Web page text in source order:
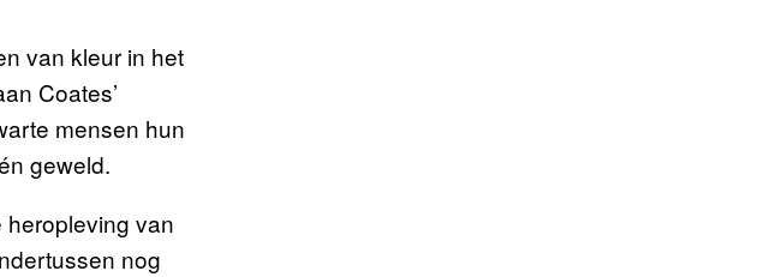
van kleur in het
Coates’
mensen hun
geweld.
van
nog